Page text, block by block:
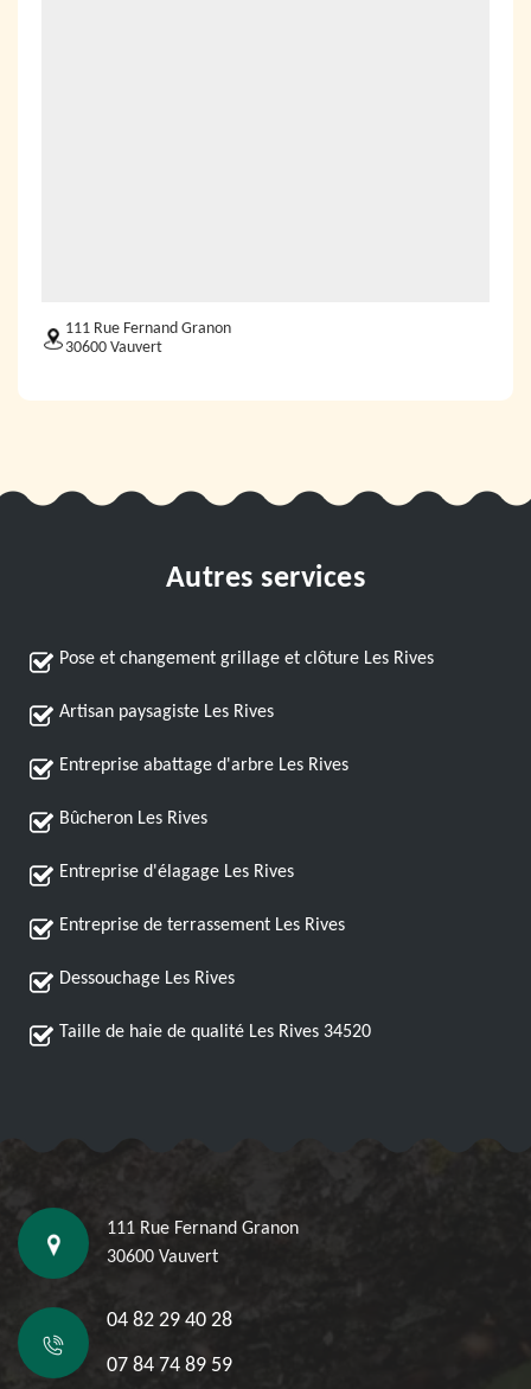
111 Rue Fernand Granon
30600 Vauvert
Autres services
Pose et changement grillage et clôture Les Rives
Artisan paysagiste Les Rives
Entreprise abattage d'arbre Les Rives
Bûcheron Les Rives
Entreprise d'élagage Les Rives
Entreprise de terrassement Les Rives
Dessouchage Les Rives
Taille de haie de qualité Les Rives 34520
111 Rue Fernand Granon
30600 Vauvert
04 82 29 40 28
07 84 74 89 59